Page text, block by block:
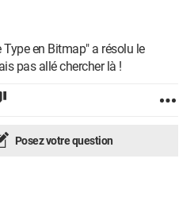
en Bitmap" a résolu le
pas allé chercher là !
Posez votre question